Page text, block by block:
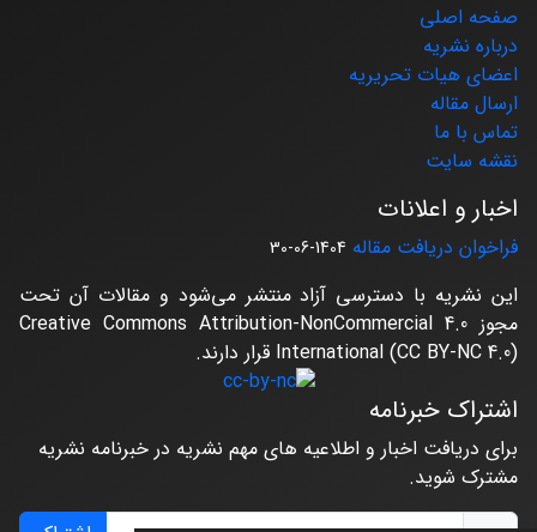
صفحه اصلی
درباره نشریه
اعضای هیات تحریریه
ارسال مقاله
تماس با ما
نقشه سایت
اخبار و اعلانات
فراخوان دریافت مقاله 1404-06-30
این نشریه با دسترسی آزاد منتشر می‌شود و مقالات آن تحت
مجوز Creative Commons Attribution-NonCommercial 4.0
International (CC BY-NC 4.0) قرار دارند.
اشتراک خبرنامه
برای دریافت اخبار و اطلاعیه های مهم نشریه در خبرنامه نشریه
مشترک شوید.